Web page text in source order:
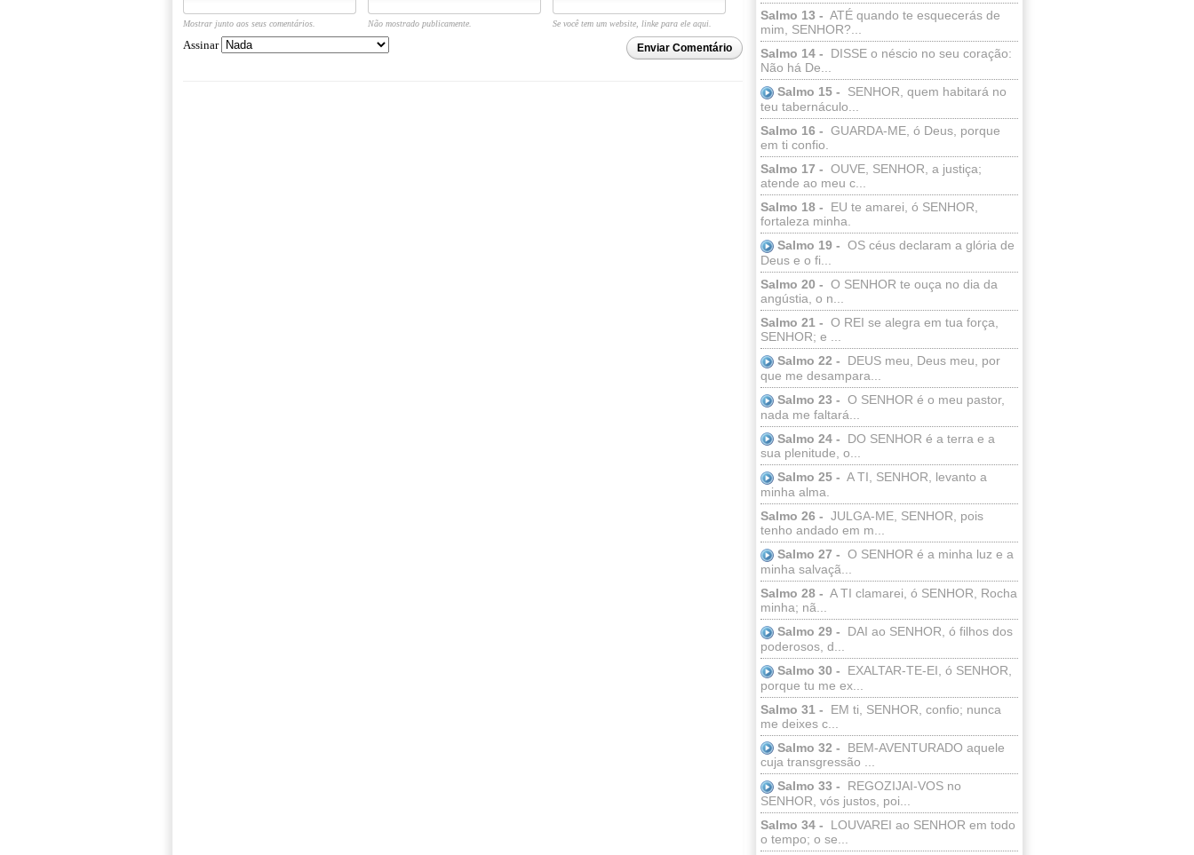
Salmo 13 - ATÉ quando te esquecerás de
mim, SENHOR?...
Salmo 14 -
DISSE o néscio no seu coração:
Não há De...
Salmo 15 -
SENHOR, quem habitará no
teu tabernáculo...
Salmo 16 - GUARDA-ME, ó Deus, porque
em ti confio.
Salmo 17 - OUVE, SENHOR, a justiça;
atende ao meu c...
Salmo 18 -
EU te amarei, ó SENHOR,
fortaleza minha.
Salmo 19 - OS céus declaram a glória de
Deus e o fi...
Salmo 20 - O SENHOR te ouça no dia da
angústia, o n...
Salmo 21 - O REI se alegra em tua força,
SENHOR; e ...
Salmo 22 -
DEUS meu, Deus meu, por
que me desampara...
Salmo 23 - O SENHOR é o meu pastor,
nada me faltará...
Salmo 24 -
DO SENHOR é a terra e a
sua plenitude, o...
Salmo 25 - A TI, SENHOR, levanto a
minha alma.
Salmo 26 - JULGA-ME, SENHOR, pois
tenho andado em m...
Salmo 27 - O SENHOR é a minha luz e a
minha salvaçã...
Salmo 28 - A TI clamarei, ó SENHOR, Rocha
minha; nã...
Salmo 29 -
DAI ao SENHOR, ó filhos dos
poderosos, d...
Salmo 30 -
EXALTAR-TE-EI, ó SENHOR,
porque tu me ex...
Salmo 31 -
EM ti, SENHOR, confio; nunca
me deixes c...
Salmo 32 -
BEM-AVENTURADO aquele
cuja transgressão ...
Salmo 33 -
REGOZIJAI-VOS no
SENHOR, vós justos, poi...
Salmo 34 -
LOUVAREI ao SENHOR em todo
o tempo; o se...
Mostrar junto aos seus comentários. Não mostrado publicamente. Se você tem um website, linke para ele aqui.
Enviar Comentário
Assinar